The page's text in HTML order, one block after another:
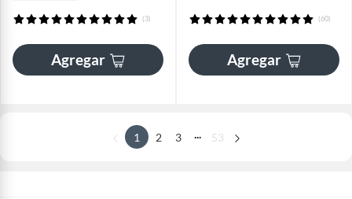
(3)
Agregar
(60)
Agregar
1 2 3 53